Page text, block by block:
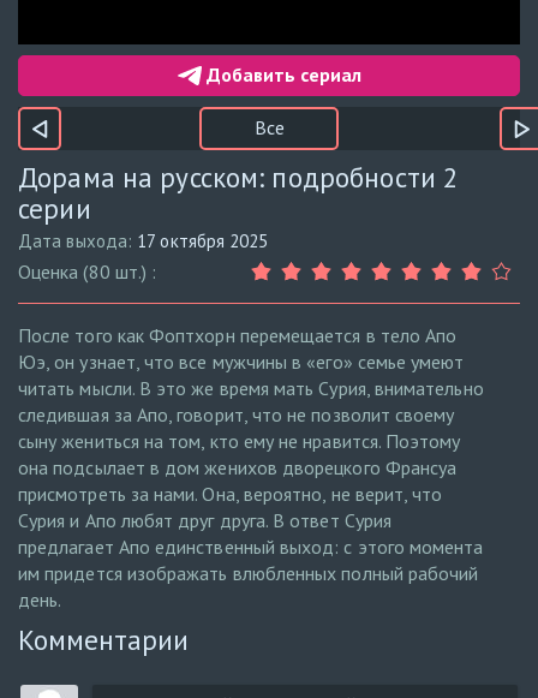
Добавить сериал
Все
Дорама на русском: подробности 2
серии
Дата выхода: 17 октября 2025
Оценка (80 шт.) :
После того как Фоптхорн перемещается в тело Апо
Юэ, он узнает, что все мужчины в «его» семье умеют
читать мысли. В это же время мать Сурия, внимательно
следившая за Апо, говорит, что не позволит своему
сыну жениться на том, кто ему не нравится. Поэтому
она подсылает в дом женихов дворецкого Франсуа
присмотреть за нами. Она, вероятно, не верит, что
Сурия и Апо любят друг друга. В ответ Сурия
предлагает Апо единственный выход: с этого момента
им придется изображать влюбленных полный рабочий
день.
Комментарии